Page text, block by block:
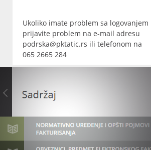
Ukoliko imate problem sa logovanjem
prijavite problem na e-mail adresu
podrska@pktatic.rs ili telefonom na
065 2665 284